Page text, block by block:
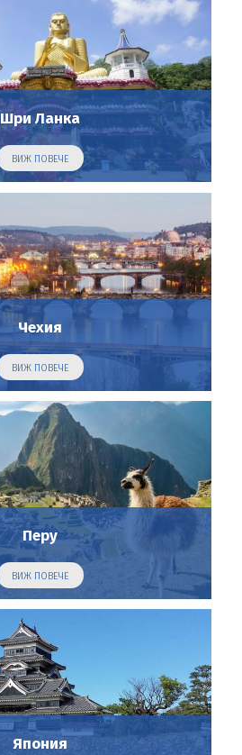
Шри Ланка
ВИЖ ПОВЕЧЕ
Чехия
ВИЖ ПОВЕЧЕ
Перу
ВИЖ ПОВЕЧЕ
Япония